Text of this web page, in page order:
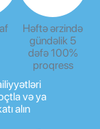
Həftə ərzində
gündəlik 5
dəfə 100%
proqress
və ya
alın